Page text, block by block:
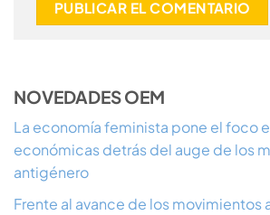
NOVEDADES OEM
La economía feminista pone el foco
económicas detrás del auge de los
antigénero
Frente al avance de los movimientos